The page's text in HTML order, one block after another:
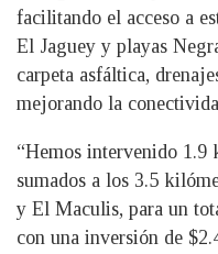
facilitando el acceso a
El Jaguey y playas
carpeta asfáltica,
mejorando la
“Hemos intervenido 1.9
sumados a los 3.5
y El Maculis, para un
con una inversión de